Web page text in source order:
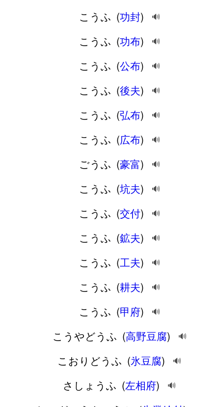
こうふ (功封) 🔊
こうふ (功布) 🔊
こうふ (公布) 🔊
こうふ (後夫) 🔊
こうふ (弘布) 🔊
こうふ (広布) 🔊
ごうふ (豪富) 🔊
こうふ (坑夫) 🔊
こうふ (交付) 🔊
こうふ (鉱夫) 🔊
こうふ (工夫) 🔊
こうふ (耕夫) 🔊
こうふ (甲府) 🔊
こうやどうふ (高野豆腐) 🔊
こおりどうふ (氷豆腐) 🔊
さしょうふ (左相府) 🔊